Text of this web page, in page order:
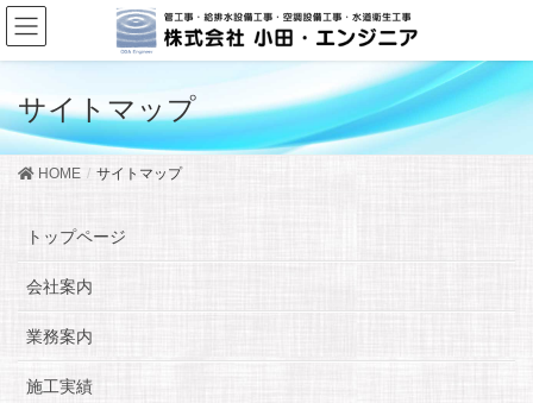
サイトマップ
HOME サイトマップ
トップページ
会社案内
業務案内
施工実績